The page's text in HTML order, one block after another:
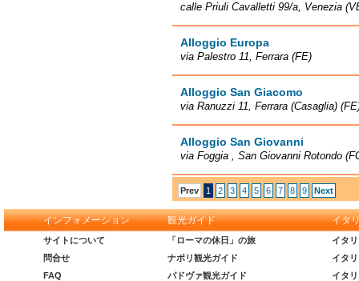
calle Priuli Cavalletti 99/a, Venezia
Alloggio Europa
via Palestro 11, Ferrara (FE)
Alloggio San Giacomo
via Ranuzzi 11, Ferrara (Casaglia)
Alloggio San Giovanni
via Foggia , San Giovanni Rotondo
Prev 1 2 3 4 5 6 7 8 9 Next
インフォメーション 観光ガイド イタ
サイトについて
問合せ
FAQ
「ローマの休日」の旅
ナポリ観光ガイド
パドヴァ観光ガイド
イタ
イタ
イタ